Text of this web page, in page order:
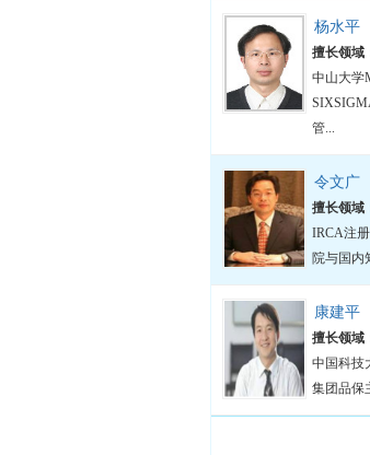
杨水平
擅长领域
中山大学
管...
令文广
擅长领域
IRCA注
院与国内
康建平
擅长领域
中国科技
集团品保